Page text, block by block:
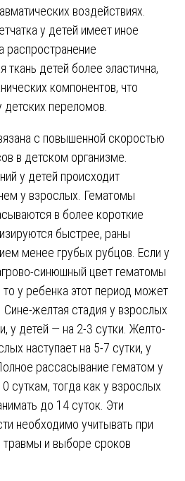
воздействиях.
у детей имеет иное
распространение
ткань детей более эластична,
компонентов, что
переломов.
с повышенной скоростью
в детском организме.
у детей происходит
у взрослых. Гематомы
в более короткие
быстрее, раны
менее грубых рубцов. Если у
синюшный цвет гематомы
то у ребенка этот период может
Сине-желтая стадия у взрослых
у детей — на 2-3 сутки. Желто-
наступает на 5-7 сутки, у
рассасывание гематом у
суткам, тогда как у взрослых
до 14 суток. Эти
необходимо учитывать при
травмы и выборе сроков